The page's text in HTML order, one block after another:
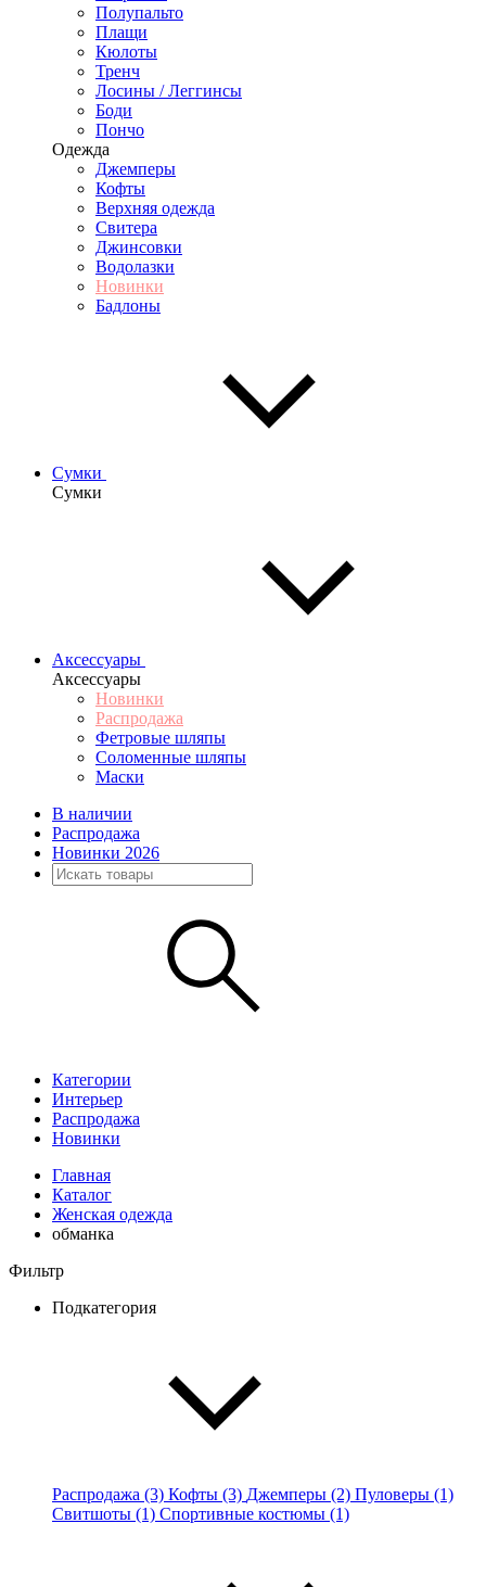
Полупальто
Плащи
Кюлоты
Тренч
Лосины / Леггинсы
Боди
Пончо
Одежда
Джемперы
Кофты
Верхняя одежда
Свитера
Джинсовки
Водолазки
Новинки
Бадлоны
Сумки
Сумки
Аксессуары
Аксессуары
Новинки
Распродажа
Фетровые шляпы
Соломенные шляпы
Маски
В наличии
Распродажа
Новинки 2026
Категории
Интерьер
Распродажа
Новинки
Главная
Каталог
Женская одежда
обманка
Фильтр
Подкатегория
Распродажа (3) Кофты (3) Джемперы (2) Пуловеры (1)
Свитшоты (1) Спортивные костюмы (1)